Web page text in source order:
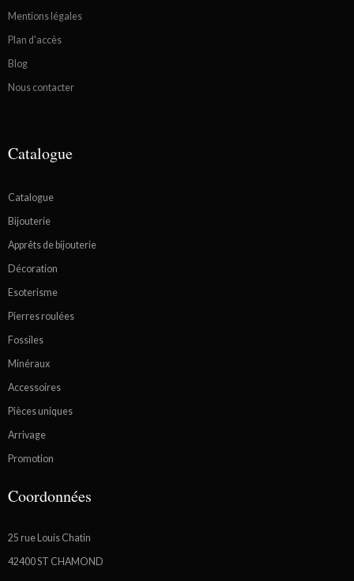
Mentions légales
Plan d'accès
Blog
Nous contacter
Catalogue
Catalogue
Bijouterie
Apprêts de bijouterie
Décoration
Esoterisme
Pierres roulées
Fossiles
Minéraux
Accessoires
Pièces uniques
Arrivage
Promotion
Coordonnées
25 rue Louis Chatin
42400 ST CHAMOND